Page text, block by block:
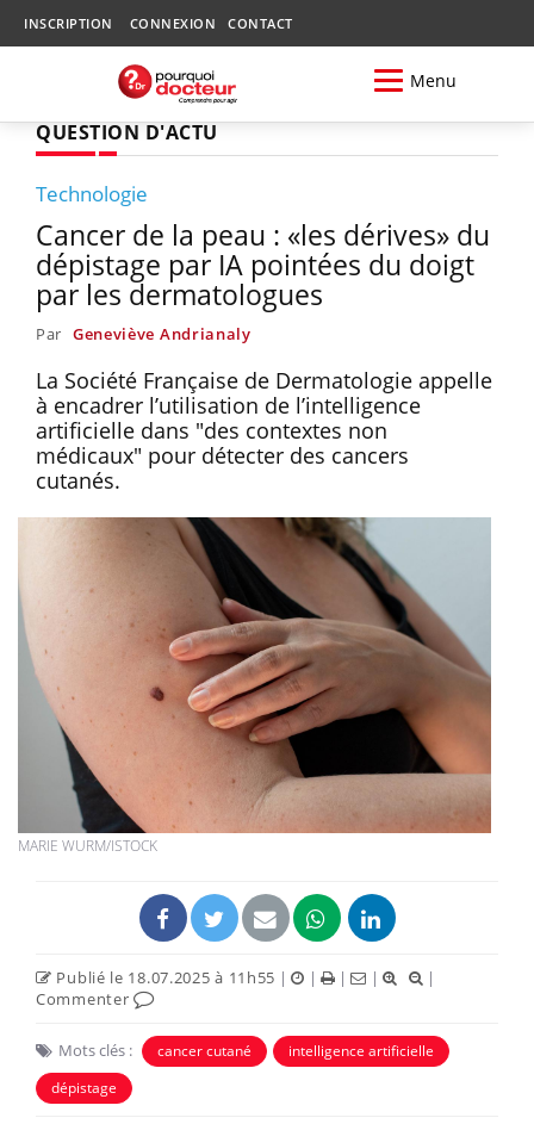
INSCRIPTION CONNEXION CONTACT
Menu
QUESTION D'ACTU
Technologie
Cancer de la peau : «les dérives» du
dépistage par IA pointées du doigt
par les dermatologues
Par Geneviève Andrianaly
La Société Française de Dermatologie appelle
à encadrer l’utilisation de l’intelligence
artificielle dans "des contextes non
médicaux" pour détecter des cancers
cutanés.
MARIE WURM/ISTOCK
Publié le 18.07.2025 à 11h55 | | | |
|
Commenter
Mots clés : cancer cutané
intelligence artificielle
dépistage